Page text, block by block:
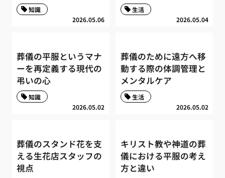
2026.05.06
知識
2026.05.04
生活
葬儀の平服というマナ
ーを再定義する現代の
弔いの心
2026.05.02
知識
葬儀のために遠方へ移
動する際の体調管理と
メンタルケア
2026.05.02
生活
葬儀のスタンド花を支
える生花店スタッフの
視点
キリスト教や神道の葬
儀における平服の考え
方と違い